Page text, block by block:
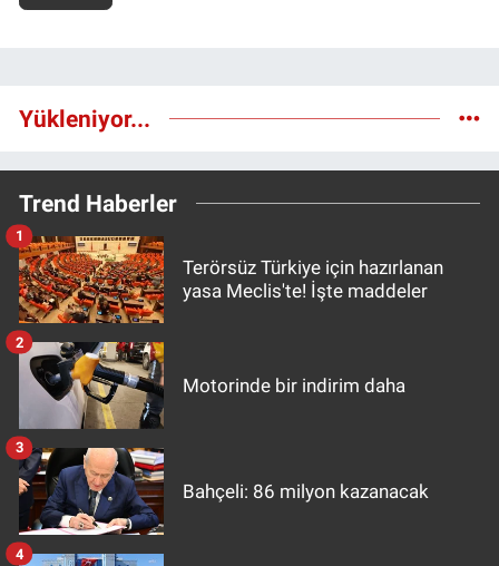
Yükleniyor...
Trend Haberler
Terörsüz Türkiye için hazırlanan
yasa Meclis'te! İşte maddeler
1
Motorinde bir indirim daha
2
Bahçeli: 86 milyon kazanacak
3
4